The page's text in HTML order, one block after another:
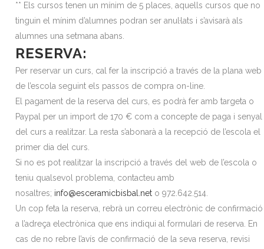
** Els cursos tenen un mínim de 5 places, aquells cursos que no
tinguin el mínim d’alumnes podran ser anul·lats i s’avisarà als
alumnes una setmana abans.
RESERVA:
Per reservar un curs, cal fer la inscripció a través de la plana web
de l’escola seguint els passos de compra on-line.
El pagament de la reserva del curs, es podrà fer amb targeta o
Paypal per un import de 170 € com a concepte de paga i senyal
del curs a realitzar. La resta s’abonarà a la recepció de l’escola el
primer dia del curs.
Si no es pot realitzar la inscripció a través del web de l’escola o
teniu qualsevol problema, contacteu amb
nosaltres; info@esceramicbisbal.net o 972.642.514.
Un cop feta la reserva, rebrà un correu electrònic de confirmació
a l’adreça electrònica que ens indiqui al formulari de reserva. En
cas de no rebre l’avís de confirmació de la seva reserva, revisi